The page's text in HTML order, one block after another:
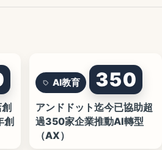
創
AI教育 350
アンドドット迄今已協助超
過350家企業推動AI轉型
（AX）